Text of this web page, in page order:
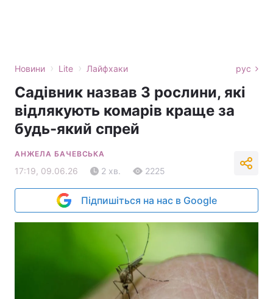
Новини › Lite › Лайфхаки рус
Садівник назвав 3 рослини, які
відлякують комарів краще за
будь-який спрей
АНЖЕЛА БАЧЕВСЬКА
17:19, 09.06.26 2 хв. 2225
Підпишіться на нас в Google